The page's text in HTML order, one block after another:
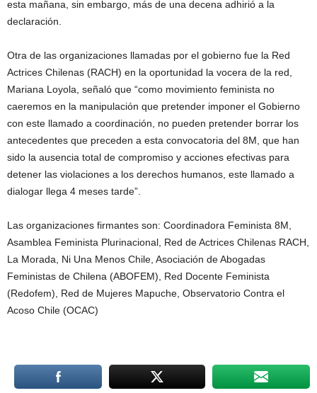
esta mañana, sin embargo, más de una decena adhirió a la
declaración.
Otra de las organizaciones llamadas por el gobierno fue la Red
Actrices Chilenas (RACH) en la oportunidad la vocera de la red,
Mariana Loyola, señaló que “como movimiento feminista no
caeremos en la manipulación que pretender imponer el Gobierno
con este llamado a coordinación, no pueden pretender borrar los
antecedentes que preceden a esta convocatoria del 8M, que han
sido la ausencia total de compromiso y acciones efectivas para
detener las violaciones a los derechos humanos, este llamado a
dialogar llega 4 meses tarde”.
Las organizaciones firmantes son: Coordinadora Feminista 8M,
Asamblea Feminista Plurinacional, Red de Actrices Chilenas RACH,
La Morada, Ni Una Menos Chile, Asociación de Abogadas
Feministas de Chilena (ABOFEM), Red Docente Feminista
(Redofem), Red de Mujeres Mapuche, Observatorio Contra el
Acoso Chile (OCAC)